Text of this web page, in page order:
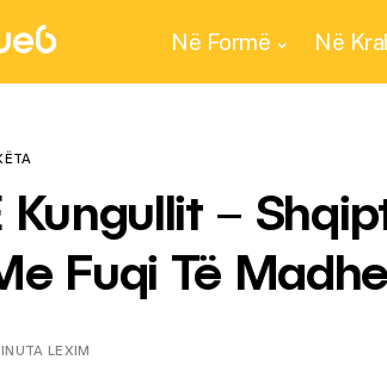
Në Formë Në
Kungullit –
Fuqi Të Madhe
LEXIM